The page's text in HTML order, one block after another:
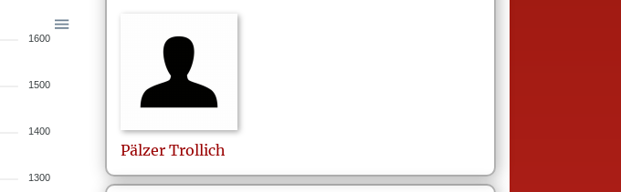
1600
1500
1400
1300
Pälzer Trollich